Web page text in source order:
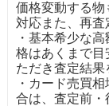
価格変動する物
対応また、再査
・基本希少な
格はあくまで目
ただき査定結果
・カード売買
合は、査定前・